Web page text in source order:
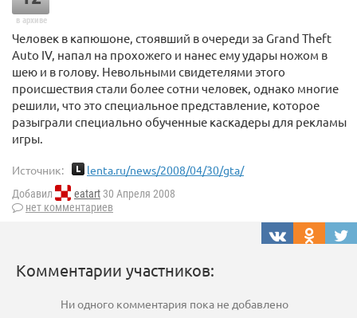
в архиве
Человек в капюшоне, стоявший в очереди за Grand Theft
Auto IV, напал на прохожего и нанес ему удары ножом в
шею и в голову. Невольными свидетелями этого
происшествия стали более сотни человек, однако многие
решили, что это специальное представление, которое
разыграли специально обученные каскадеры для рекламы
игры.
Источник: lenta.ru/news/2008/04/30/gta/
Добавил eatart 30 Апреля 2008
нет комментариев
Комментарии участников:
Ни одного комментария пока не добавлено